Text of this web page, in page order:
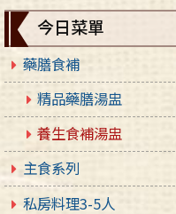
今日菜單
藥膳食補
精品藥膳湯盅
養生食補湯盅
主食系列
私房料理3-5人